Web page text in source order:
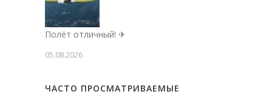
Полёт отличный! ✈
05.08.2026
ЧАСТО ПРОСМАТРИВАЕМЫЕ